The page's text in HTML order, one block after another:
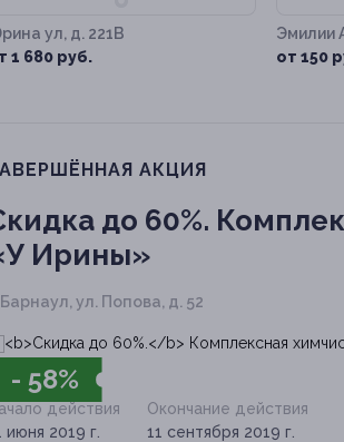
ул, д. 221В
1 680 руб.
Эмилии
д. 94
от 150
АКЦИЯ
до 60%.
Ирины»
Барнаул, ул. Попова, д. 52
- 58%
действия
июня 2019 г.
Окончание действия
11 сентября 2019 г.